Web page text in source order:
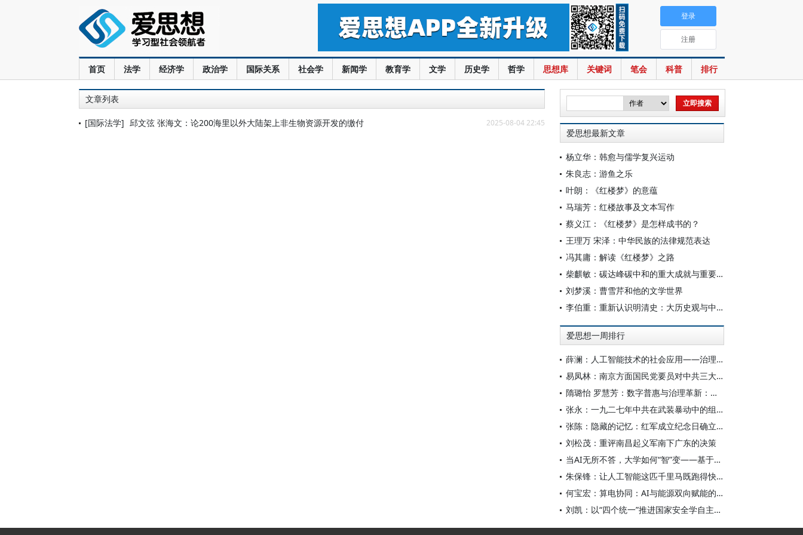
首页 法学 经济学 政治学 国际关系 社会学 新闻学 教育学 文学 历史学 哲学 思想库 关键词 笔会 科普 排行
登录
注册
文章列表
[国际法学] 邱文弦 张海文：论200海里以外大陆架上非生物资源开发的缴付 2025-08-04 22:45
爱思想最新文章
杨立华：韩愈与儒学复兴运动
朱良志：游鱼之乐
叶朗：《红楼梦》的意蕴
马瑞芳：红楼故事及文本写作
蔡义江：《红楼梦》是怎样成书的？
王理万 宋泽：中华民族的法律规范表达
冯其庸：解读《红楼梦》之路
柴麒敏：碳达峰碳中和的重大成就与重要任务
刘梦溪：曹雪芹和他的文学世界
李伯重：重新认识明清史：大历史观与中国史学创新
爱思想一周排行
薛澜：人工智能技术的社会应用——治理挑战
易凤林：南京方面国民党要员对中共三大起义的反应
隋璐怡 罗慧芳：数字普惠与治理革新：中国人工智能赋能全球南方发展
张永：一九二七年中共在武装暴动中的组织转型
张陈：隐藏的记忆：红军成立纪念日确立前中共对南昌起义的纪念
刘松茂：重评南昌起义军南下广东的决策
当AI无所不答，大学如何“智”变——基于全国400余所高校本科生AI使用情况的调查与思考
朱保锋：让人工智能这匹千里马既跑得快又跑得稳
何宝宏：算电协同：AI与能源双向赋能的关键引擎
刘凯：以“四个统一”推进国家安全学自主知识体系构建